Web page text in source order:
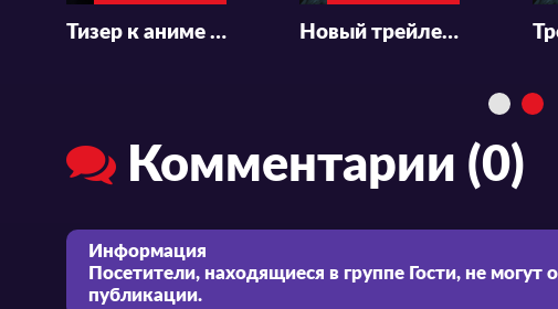
Тизер к аниме «Ore dake Level Up na Ken» Новый трейлер аниме-сериала «Solo Leveling»
Комментарии (0)
Информация
Посетители, находящиеся в группе Гости, не могут
публикации.